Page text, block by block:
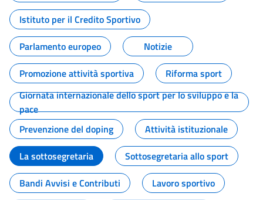
Istituto per il Credito Sportivo
Parlamento europeo
Notizie
Promozione attività sportiva
Riforma sport
Giornata internazionale dello sport per lo sviluppo e la
pace
Prevenzione del doping
Attività istituzionale
La sottosegretaria
Sottosegretaria allo sport
Bandi Avvisi e Contributi
Lavoro sportivo